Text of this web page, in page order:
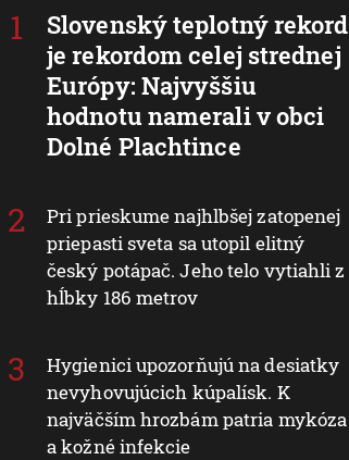
Slovenský teplotný rekord
je rekordom celej strednej
Európy: Najvyššiu
hodnotu namerali v obci
Dolné Plachtince
Pri prieskume najhlbšej zatopenej
priepasti sveta sa utopil elitný
český potápač. Jeho telo vytiahli z
hĺbky 186 metrov
Hygienici upozorňujú na desiatky
nevyhovujúcich kúpalísk. K
najväčším hrozbám patria mykóza
a kožné infekcie